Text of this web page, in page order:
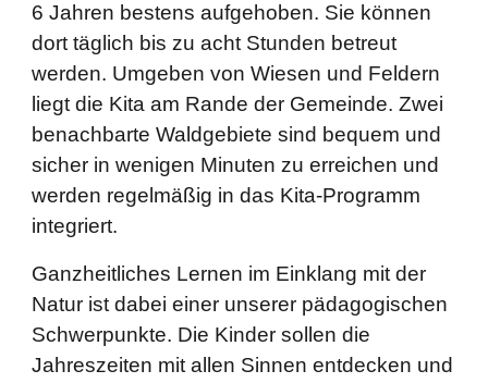
6 Jahren bestens aufgehoben. Sie können
dort täglich bis zu acht Stunden betreut
werden. Umgeben von Wiesen und Feldern
liegt die Kita am Rande der Gemeinde. Zwei
benachbarte Waldgebiete sind bequem und
sicher in wenigen Minuten zu erreichen und
werden regelmäßig in das Kita-Programm
integriert.
Ganzheitliches Lernen im Einklang mit der
Natur ist dabei einer unserer pädagogischen
Schwerpunkte. Die Kinder sollen die
Jahreszeiten mit allen Sinnen entdecken und